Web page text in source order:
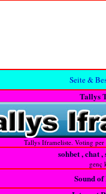
Seite &
Tallys
Tallys Iframeliste. Voting
sohbet , chat
genç
Sound